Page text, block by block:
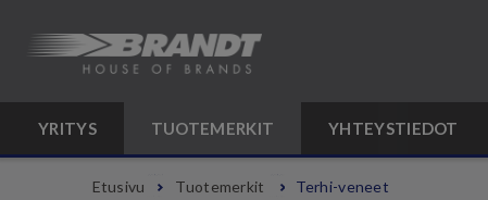
YRITYS TUOTEMERKIT YHTEYSTIEDOT
Etusivu Tuotemerkit Terhi-veneet